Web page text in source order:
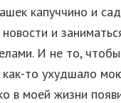
капуччино и
и
И не то,
то ухудшало
в моей жизни